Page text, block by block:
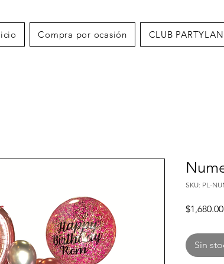
Compra por ocasión CLUB
SKU: PL-
$1,680.00
Sin